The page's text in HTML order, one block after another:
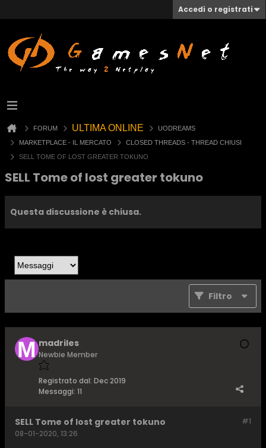
Accedi o registrati
FORUM ULTIMA ONLINE
UODREAMS
MARKETPLACE - IL MERCATO
CLOSED THREADS - THREAD CHIUSI
SELL TOME OF LOST GREATER TOKUNO
SELL Tome of lost greater tokuno
Questa discussione è chiusa.
Filtro
madriles
Newbie Member
Registrato dal: Dec 2019
Messaggi: 11
#1
SELL Tome of lost greater tokuno
08-01-2020, 13:26